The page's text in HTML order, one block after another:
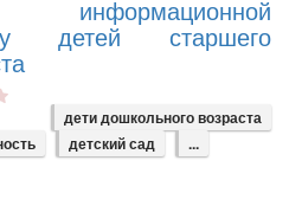
у детей старшего
дети дошкольного возраста
детский сад ...